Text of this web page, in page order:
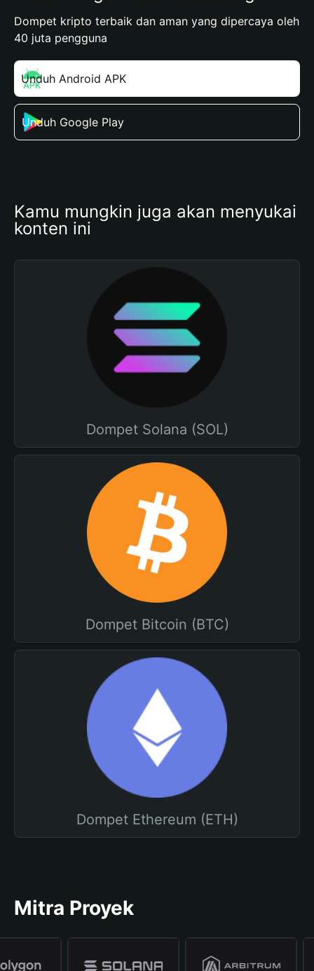
Dompet kripto terbaik dan aman yang dipercaya oleh
40 juta pengguna
Unduh Android APK
Unduh Google Play
Kamu mungkin juga akan menyukai
konten ini
Dompet Solana (SOL)
Dompet Bitcoin (BTC)
Dompet Ethereum (ETH)
Mitra Proyek